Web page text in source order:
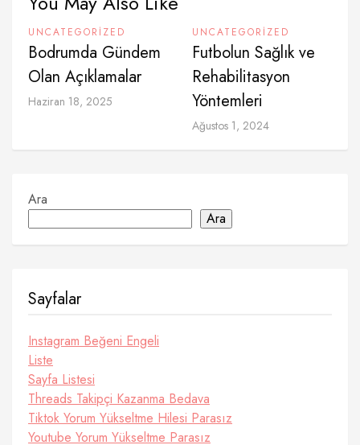
UNCATEGORIZED
Bodrumda Gündem
Olan Açıklamalar
Haziran 18, 2025
UNCATEGORIZED
Futbolun Sağlık ve
Rehabilitasyon
Yöntemleri
Ağustos 1, 2024
Ara
Ara
Sayfalar
Instagram Beğeni Engeli
Liste
Sayfa Listesi
Threads Takipçi Kazanma Bedava
Tiktok Yorum Yükseltme Hilesi Parasız
Youtube Yorum Yükseltme Parasız